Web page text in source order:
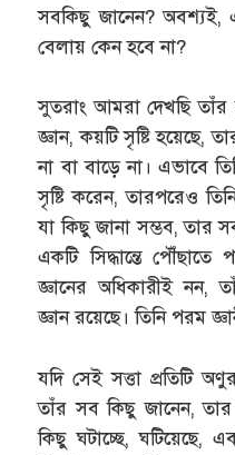
সবকিছু জানেন? অবশ্যই,
বেলায় কেন হবে না?
সুতরাং আমরা দেখছি তাঁর
জ্ঞান, কয়টি সৃষ্টি হয়েছে,
না বা বাড়ে না। এভাবে
সৃষ্টি করেন, তারপরেও
যা কিছু জানা সম্ভব, তার
একটি সিদ্ধান্তে
জ্ঞানের অধিকারীই নন,
জ্ঞান রয়েছে। তিনি পরম
যদি সেই সত্তা প্রতিটি
তাঁর সব কিছু জানেন,
কিছু ঘটাচ্ছে, ঘটিয়েছে,